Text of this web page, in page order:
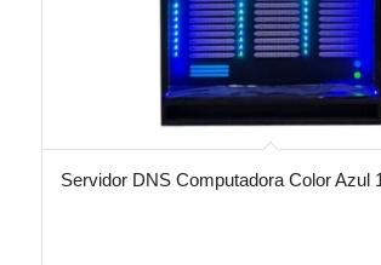
Servidor DNS Computadora Color Azul